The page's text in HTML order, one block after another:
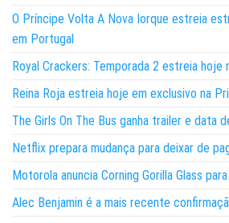
O Príncipe Volta A Nova Iorque estreia
em Portugal
Royal Crackers: Temporada 2 estreia hoje
Reina Roja estreia hoje em exclusivo na
The Girls On The Bus ganha trailer e data
Netflix prepara mudança para deixar de
Motorola anuncia Corning Gorilla Glass
Alec Benjamin é a mais recente